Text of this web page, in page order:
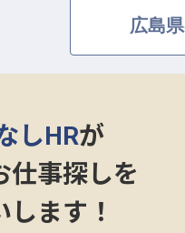
広島
しHRが
仕事探しを
します！